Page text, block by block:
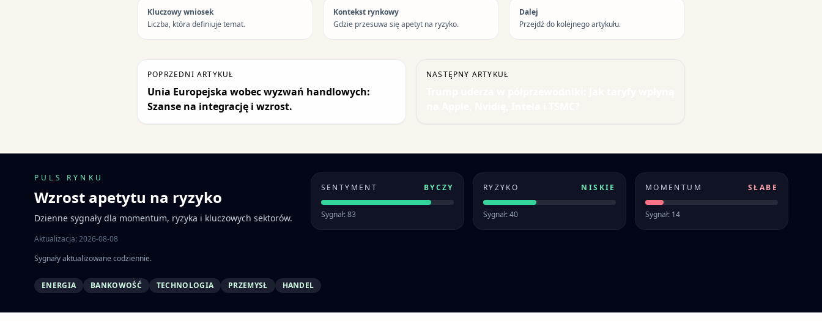
Kluczowy wniosek
Liczba, która definiuje temat.
Kontekst rynkowy
Gdzie przesuwa się apetyt na ryzyko.
Dalej
Przejdź do kolejnego artykułu.
POPRZEDNI ARTYKUŁ
Unia Europejska wobec wyzwań handlowych:
Szanse na integrację i wzrost.
NASTĘPNY ARTYKUŁ
PULS RYNKU
Wzrost apetytu na ryzyko
Dzienne sygnały dla momentum, ryzyka i kluczowych sektorów.
Aktualizacja: 2026-08-08
Sygnały aktualizowane codziennie.
SENTYMENT BYCZY
Sygnał: 83
RYZYKO NISKIE
Sygnał: 40
MOMENTUM SŁABE
Sygnał: 14
ENERGIA BANKOWOŚĆ TECHNOLOGIA PRZEMYSŁ HANDEL